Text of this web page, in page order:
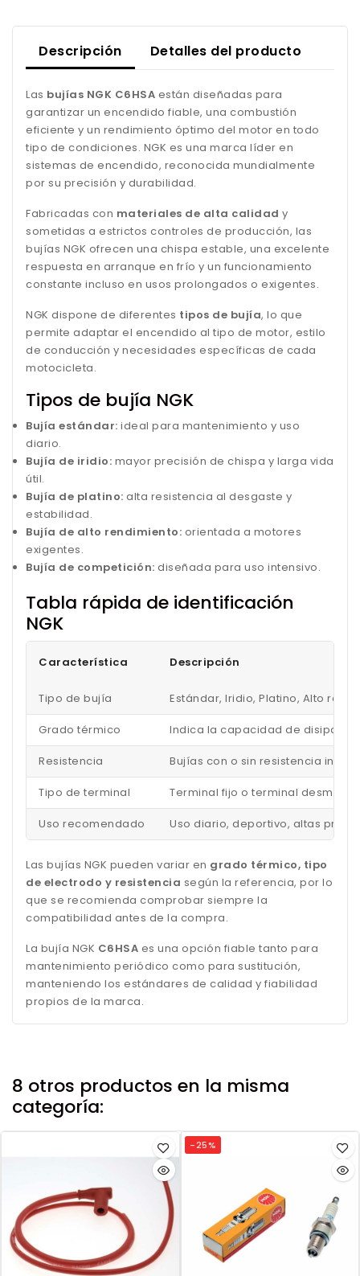
Descripción Detalles del producto
Las bujías NGK C6HSA están diseñadas para
garantizar un encendido fiable, una combustión
eficiente y un rendimiento óptimo del motor en todo
tipo de condiciones. NGK es una marca líder en
sistemas de encendido, reconocida mundialmente
por su precisión y durabilidad.
Fabricadas con materiales de alta calidad y
sometidas a estrictos controles de producción, las
bujías NGK ofrecen una chispa estable, una excelente
respuesta en arranque en frío y un funcionamiento
constante incluso en usos prolongados o exigentes.
NGK dispone de diferentes tipos de bujía, lo que
permite adaptar el encendido al tipo de motor, estilo
de conducción y necesidades específicas de cada
motocicleta.
Tipos de bujía NGK
Bujía estándar: ideal para mantenimiento y uso
diario.
Bujía de iridio: mayor precisión de chispa y larga vida
útil.
Bujía de platino: alta resistencia al desgaste y
estabilidad.
Bujía de alto rendimiento: orientada a motores
exigentes.
Bujía de competición: diseñada para uso intensivo.
Tabla rápida de identificación
NGK
Característica Descripción
Tipo de bujía Estándar, Iridio, Platino, Alto
Grado térmico Indica la capacidad de disipar
Resistencia Bujías con o sin resistencia
Tipo de terminal Terminal fijo o terminal
Uso recomendado Uso diario, deportivo, altas
Las bujías NGK pueden variar en grado térmico, tipo
de electrodo y resistencia según la referencia, por lo
que se recomienda comprobar siempre la
compatibilidad antes de la compra.
La bujía NGK C6HSA es una opción fiable tanto para
mantenimiento periódico como para sustitución,
manteniendo los estándares de calidad y fiabilidad
propios de la marca.
8 otros productos en la misma
categoría:
-25%